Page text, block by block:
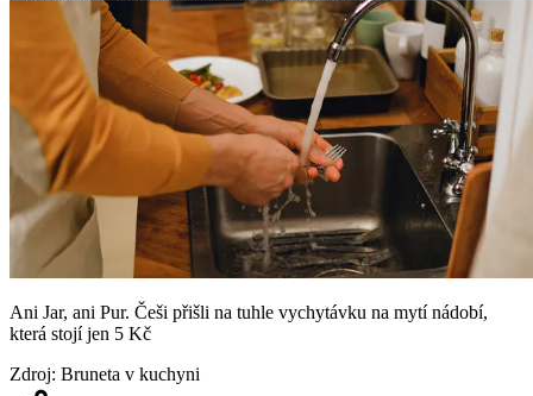
Ani Jar, ani Pur. Češi přišli na tuhle vychytávku na mytí nádobí,
která stojí jen 5 Kč
Zdroj: Bruneta v kuchyni